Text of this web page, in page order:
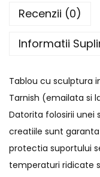
Recenzii (0)
Informatii
Tablou cu sculptura
Tarnish (emailata si
Datorita folosirii
creatiile sunt
protectia suportului
temperaturi ridicate